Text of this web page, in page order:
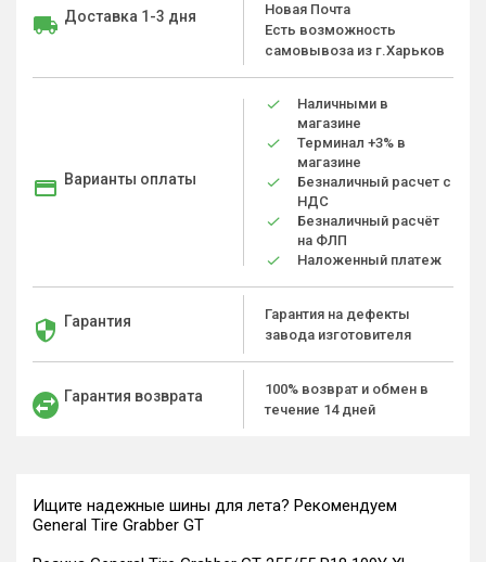
Доставка 1-3 дня
Новая Почта
Есть возможность
самовывоза из г.Харьков
Варианты оплаты
Наличными в
магазине
Терминал +3% в
магазине
Безналичный расчет с
НДС
Безналичный расчёт
на ФЛП
Наложенный платеж
Гарантия
Гарантия на дефекты
завода изготовителя
Гарантия возврата
100% возврат и обмен в
течение 14 дней
Ищите надежные шины для лета? Рекомендуем
General Tire Grabber GT